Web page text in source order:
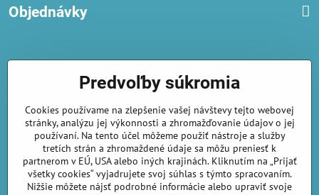
Objednávky
Podmienky ochrany osobných údajov
Náklady na dodání a doba dodání
Veľkoobchod- značka Gaira®
AmiraShop je registrovaný na Puncovom úrade.
Puncové značkysú k nahliadnuttu.
Predvoľby súkromia
Cookies používame na zlepšenie vašej návštevy tejto webovej
stránky, analýzu jej výkonnosti a zhromažďovanie údajov o jej
používaní. Na tento účel môžeme použiť nástroje a služby
tretích strán a zhromaždené údaje sa môžu preniesť k
partnerom v EÚ, USA alebo iných krajinách. Kliknutím na „Prijať
všetky cookies“ vyjadrujete svoj súhlas s týmto spracovaním.
Nižšie môžete nájsť podrobné informácie alebo upraviť svoje